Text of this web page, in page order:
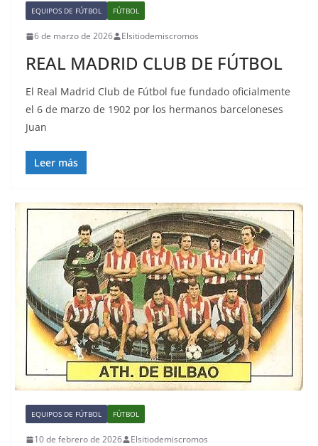
EQUIPOS DE FÚTBOL FÚTBOL
6 de marzo de 2026 Elsitiodemiscromos
REAL MADRID CLUB DE FÚTBOL
El Real Madrid Club de Fútbol fue fundado oficialmente
el 6 de marzo de 1902 por los hermanos barceloneses
Juan
Leer más
EQUIPOS DE FÚTBOL FÚTBOL
10 de febrero de 2026 Elsitiodemiscromos